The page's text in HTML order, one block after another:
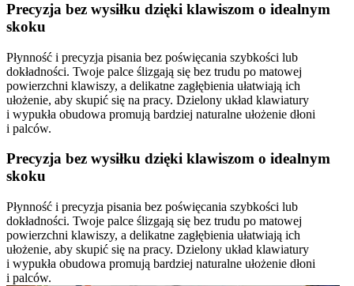
Precyzja bez wysiłku dzięki klawiszom o idealnym
skoku
Płynność i precyzja pisania bez poświęcania szybkości lub
dokładności. Twoje palce ślizgają się bez trudu po matowej
powierzchni klawiszy, a delikatne zagłębienia ułatwiają ich
ułożenie, aby skupić się na pracy. Dzielony układ klawiatury
i wypukła obudowa promują bardziej naturalne ułożenie dłoni
i palców.
Precyzja bez wysiłku dzięki klawiszom o idealnym
skoku
Płynność i precyzja pisania bez poświęcania szybkości lub
dokładności. Twoje palce ślizgają się bez trudu po matowej
powierzchni klawiszy, a delikatne zagłębienia ułatwiają ich
ułożenie, aby skupić się na pracy. Dzielony układ klawiatury
i wypukła obudowa promują bardziej naturalne ułożenie dłoni
i palców.